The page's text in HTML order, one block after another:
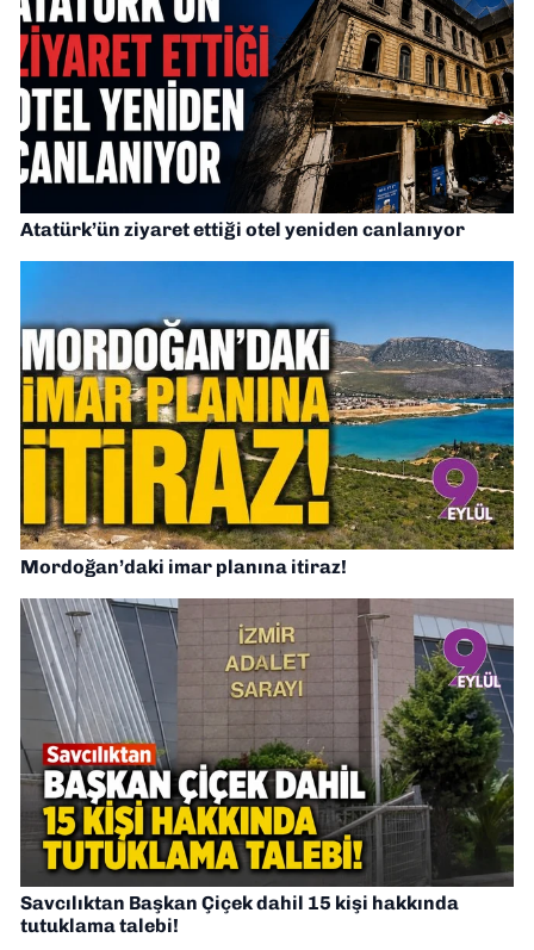
Atatürk’ün ziyaret ettiği otel yeniden canlanıyor
Mordoğan’daki imar planına itiraz!
Savcılıktan Başkan Çiçek dahil 15 kişi hakkında
tutuklama talebi!